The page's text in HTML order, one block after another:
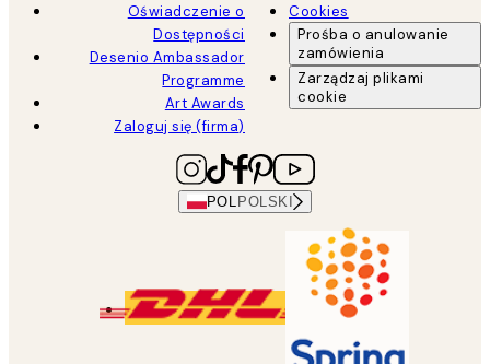
Oświadczenie o
Dostępności
Desenio Ambassador
Programme
Art Awards
Zaloguj się (firma)
Cookies
Prośba o anulowanie
zamówienia
Zarządzaj plikami
cookie
POL POLSKI